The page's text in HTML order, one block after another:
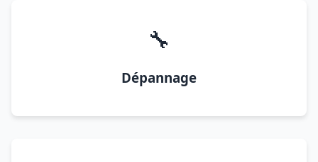
🔧
Dépannage